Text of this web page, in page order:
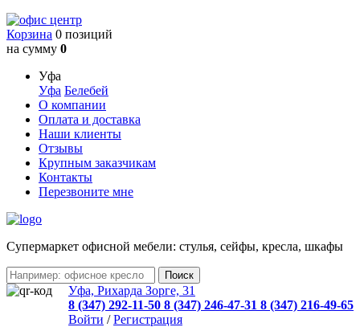
Корзина 0 позиций
на сумму 0
Уфа
Уфа Белебей
О компании
Оплата и доставка
Наши клиенты
Отзывы
Крупным заказчикам
Контакты
Перезвоните мне
Cупермаркет офисной мебели: стулья, сейфы, кресла, шкафы
Уфа, Рихарда Зорге, 31
8 (347) 292-11-50 8 (347) 246-47-31 8 (347) 216-49-65
Войти /Регистрация